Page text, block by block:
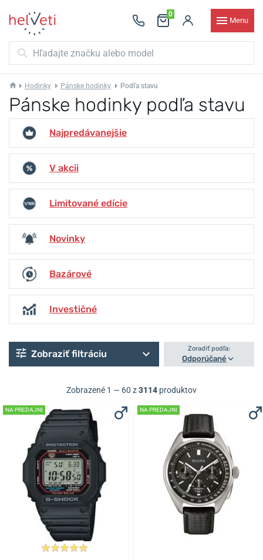
0
Menu
Hodinky Pánske hodinky Podľa stavu
Pánske hodinky podľa stavu
Najpredávanejšie
V akcii
Limitované edície
Novinky
Bazárové
Investičné
Zobraziť filtráciu Zoradiť podľa:
Odporúčané
Zobrazené 1 — 60 z3114 produktov
NA PREDAJNI NA PREDAJNI